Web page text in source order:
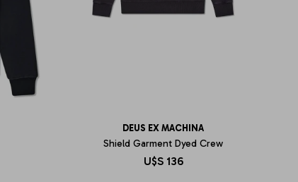
DEUS EX MACHINA
Shield Garment Dyed Crew
U$S 136